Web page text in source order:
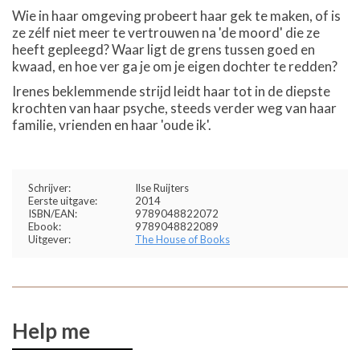
Wie in haar omgeving probeert haar gek te maken, of is
ze zélf niet meer te vertrouwen na 'de moord' die ze
heeft gepleegd? Waar ligt de grens tussen goed en
kwaad, en hoe ver ga je om je eigen dochter te redden?
Irenes beklemmende strijd leidt haar tot in de diepste
krochten van haar psyche, steeds verder weg van haar
familie, vrienden en haar 'oude ik'.
Schrijver:
Ilse Ruijters
Eerste uitgave:
2014
ISBN/EAN:
9789048822072
Ebook:
9789048822089
Uitgever:
The House of Books
Help me